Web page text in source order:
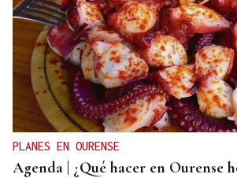
QUEN CHO DIXO
¿Sabe usted que la reina Letizia
Ourense en la final del Mundial?
PLANES EN OURENSE
Agenda | ¿Qué hacer en Ourense